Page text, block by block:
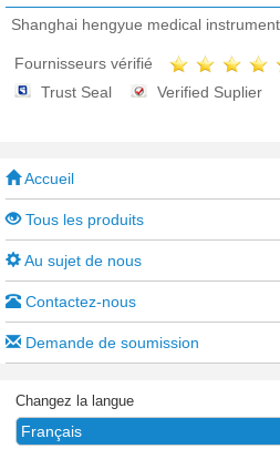
Shanghai hengyue medical
Fournisseurs vérifié
Trust Seal
Verified Suplier
Accueil
Tous les produits
Au sujet de nous
Contactez-nous
Demande de soumission
Changez la langue